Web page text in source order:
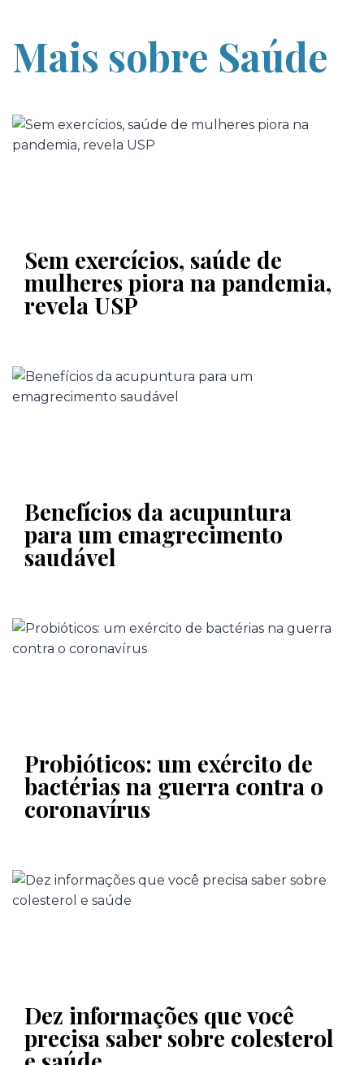
Mais sobre Saúde
Sem exercícios, saúde de
mulheres piora na pandemia,
revela USP
Benefícios da acupuntura
para um emagrecimento
saudável
Probióticos: um exército de
bactérias na guerra contra o
coronavírus
Dez informações que você
precisa saber sobre colesterol